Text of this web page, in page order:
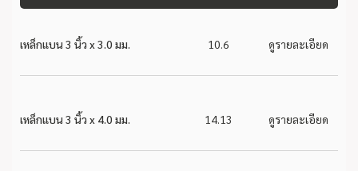
เหล็กแบน 3 นิ้ว x 3.0 มม. 10.6 ดูรายละเอียด
เหล็กแบน 3 นิ้ว x 4.0 มม. 14.13 ดูรายละเอียด